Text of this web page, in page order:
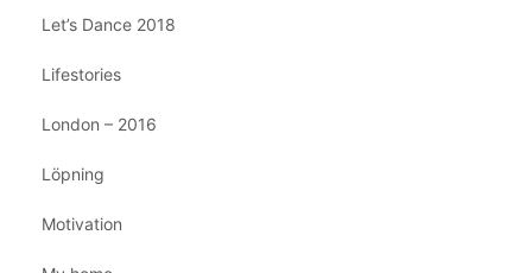
Let’s Dance 2018
Lifestories
London – 2016
Löpning
Motivation